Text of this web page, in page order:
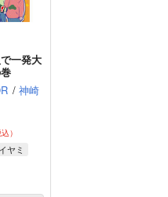
一発大
/ 神崎
）
イヤミ